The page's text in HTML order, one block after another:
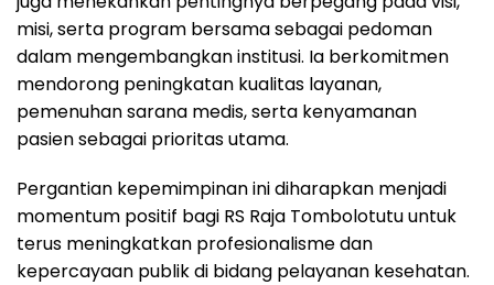
misi, serta program bersama sebagai pedoman
dalam mengembangkan institusi. Ia berkomitmen
mendorong peningkatan kualitas layanan,
pemenuhan sarana medis, serta kenyamanan
pasien sebagai prioritas utama.
Pergantian kepemimpinan ini diharapkan menjadi
momentum positif bagi RS Raja Tombolotutu untuk
terus meningkatkan profesionalisme dan
kepercayaan publik di bidang pelayanan kesehatan.